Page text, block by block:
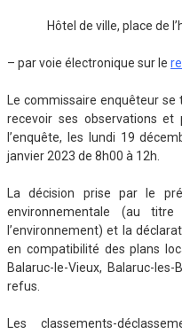
Hôtel de ville, place de
– par voie électronique sur le
Le commissaire enquêteur
recevoir ses observations et
l’enquête, les lundi 19
janvier 2023 de 8h00 à 12h.
La décision prise par le
environnementale (au
l’environnement) et la
en compatibilité des plans
Balaruc-le-Vieux, Balaruc-
refus.
Les classements-